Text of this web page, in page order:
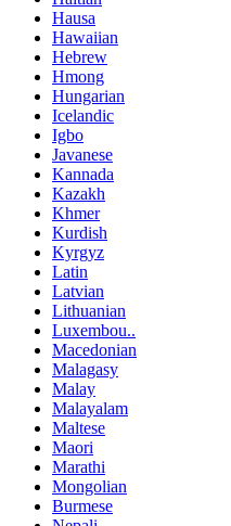
Hausa
Hawaiian
Hebrew
Hmong
Hungarian
Icelandic
Igbo
Javanese
Kannada
Kazakh
Khmer
Kurdish
Kyrgyz
Latin
Latvian
Lithuanian
Luxembou..
Macedonian
Malagasy
Malay
Malayalam
Maltese
Maori
Marathi
Mongolian
Burmese